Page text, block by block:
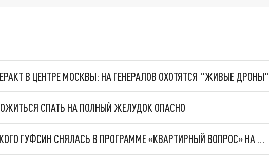
В ЦЕНТРЕ МОСКВЫ: НА ГЕНЕРАЛОВ ОХОТЯТСЯ "ЖИВЫЕ ДРОНЫ"
СПАТЬ НА ПОЛНЫЙ ЖЕЛУДОК ОПАСНО
ПРЕСС-СЕКРЕТАРЬ ПЕРМСКОГО ГУФСИН СНЯЛАСЬ В ПРОГРАММЕ «КВАРТИРНЫЙ ВОПРОС» НА НТВ